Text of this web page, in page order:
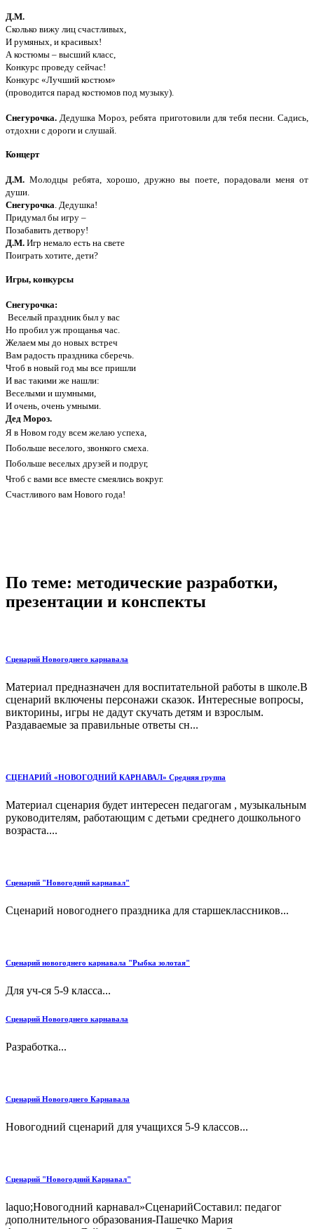
Д.М.
Сколько вижу лиц счастливых,
И румяных, и красивых!
А костюмы – высший класс,
Конкурс проведу сейчас!
Конкурс «Лучший костюм»
(проводится парад костюмов под музыку).
Снегурочка. Дедушка Мороз, ребята приготовили для тебя песни. Садись,
отдохни с дороги и слушай.
Концерт
Д.М. Молодцы ребята, хорошо, дружно вы поете, порадовали меня от
души.
Снегурочка . Дедушка!
Придумал бы игру –
Позабавить детвору!
Д.М. Игр немало есть на свете
Поиграть хотите, дети?
Игры, конкурсы
Снегурочка:
Веселый праздник был у вас
Но пробил уж прощанья час.
Желаем мы до новых встреч
Вам радость праздника сберечь.
Чтоб в новый год мы все пришли
И вас такими же нашли:
Веселыми и шумными,
И очень, очень умными.
Дед Мороз.
Я в Новом году всем желаю успеха,
Побольше веселого, звонкого смеха.
Побольше веселых друзей и подруг,
Чтоб с вами все вместе смеялись вокруг.
Счастливого вам Нового года!
По теме: методические разработки,
презентации и конспекты
Сценарий Новогоднего карнавала
Материал предназначен для воспитательной работы в школе.В
сценарий включены персонажи сказок. Интересные вопросы,
викторины, игры не дадут скучать детям и взрослым.
Раздаваемые за правильные ответы сн...
СЦЕНАРИЙ «НОВОГОДНИЙ КАРНАВАЛ» Средняя группа
Материал сценария будет интересен педагогам , музыкальным
руководителям, работающим с детьми среднего дошкольного
возраста....
Сценарий "Новогодний карнавал"
Сценарий новогоднего праздника для старшеклассников...
Сценарий новогоднего карнавала "Рыбка золотая"
Для уч-ся 5-9 класса...
Сценарий Новогоднего карнавала
Разработка...
Сценарий Новогоднего Карнавала
Новогодний сценарий для учащихся 5-9 классов...
Сценарий "Новогодний Карнавал"
laquo;Новогодний карнавал»СценарийСоставил: педагог
дополнительного образования-Пашечко Мария